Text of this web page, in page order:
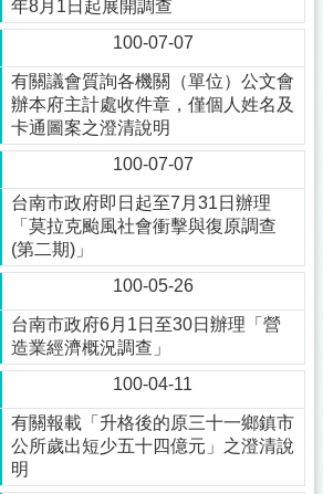
年8月1日起展開調查
100-07-07
有關議會質詢各機關（單位）公文會
辦本府主計處收件章，僅個人姓名及
卡通圖案之澄清說明
100-07-07
台南市政府即日起至7月31日辦理
「莫拉克颱風社會衝擊與復原調查
(第二期)」
100-05-26
台南市政府6月1日至30日辦理「營
造業經濟概況調查」
100-04-11
有關報載「升格後的原三十一鄉鎮市
公所歲出短少五十四億元」之澄清說
明